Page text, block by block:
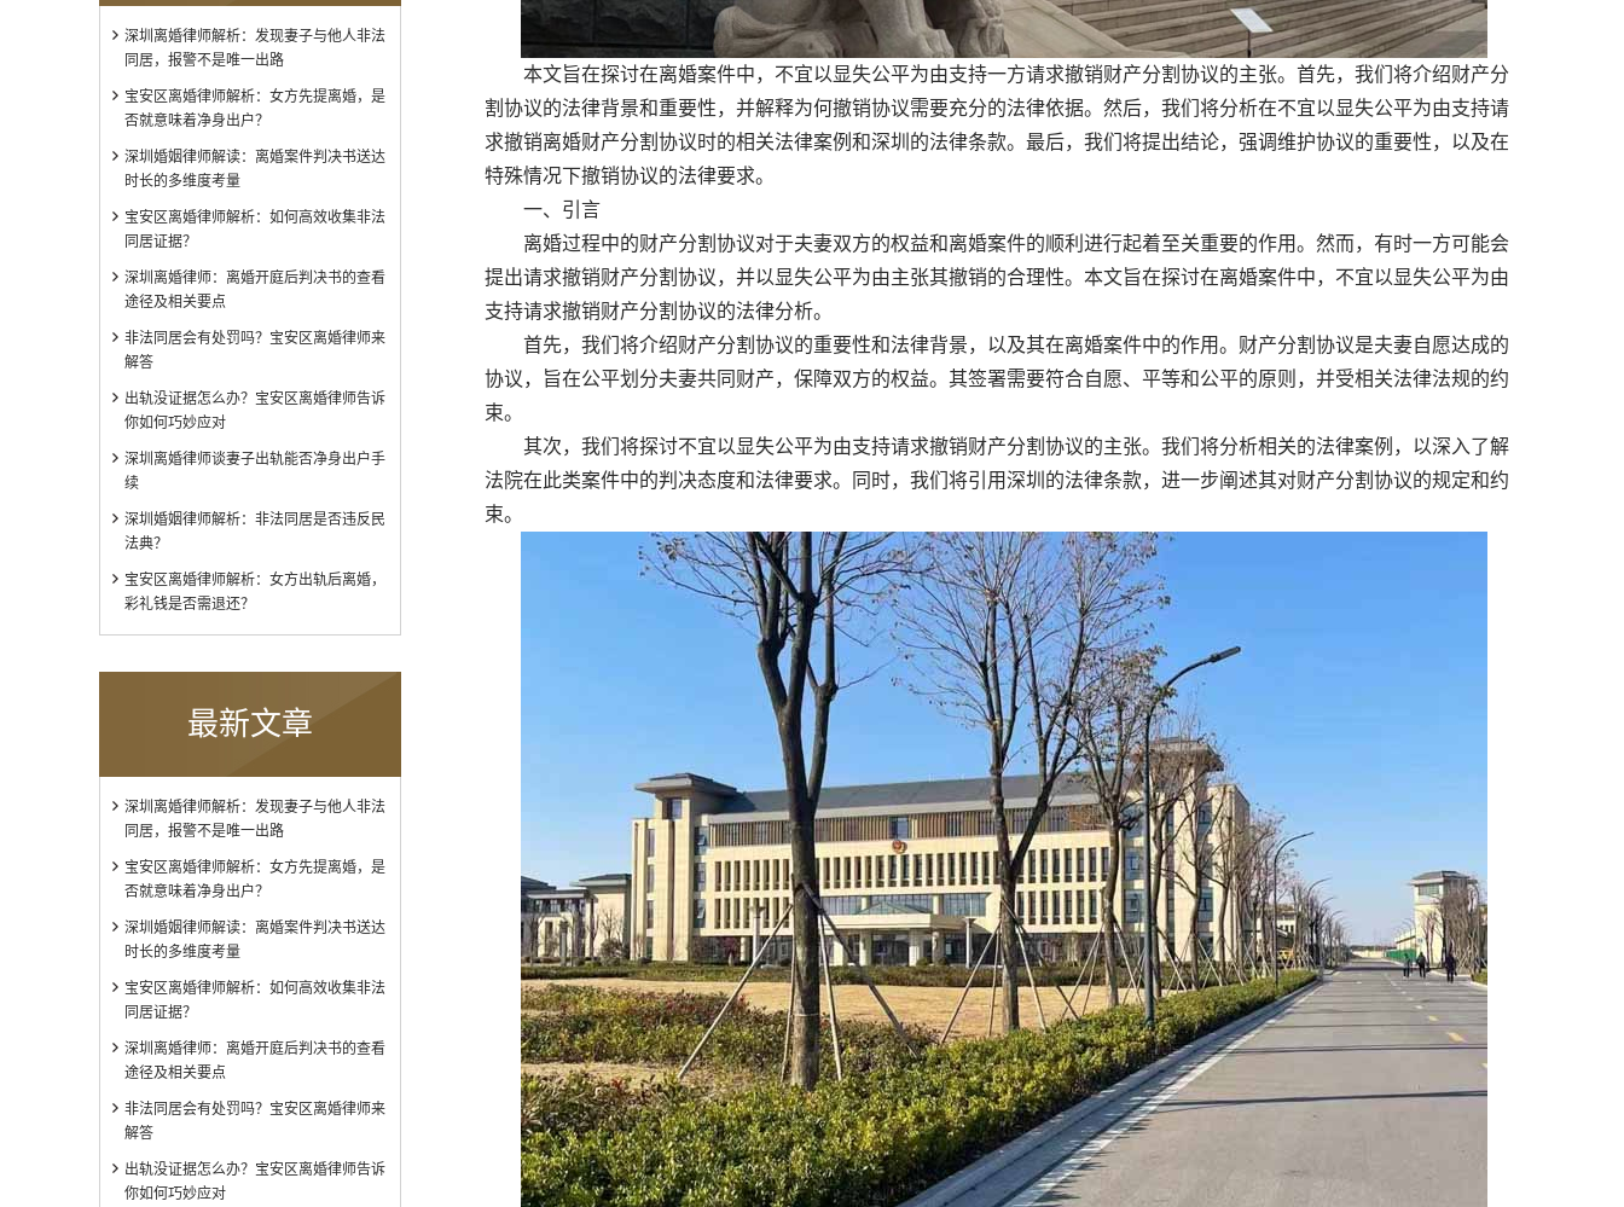
深圳离婚律师解析：发现妻子与他人非法
同居，报警不是唯一出路
宝安区离婚律师解析：女方先提离婚，是
否就意味着净身出户？
深圳婚姻律师解读：离婚案件判决书送达
时长的多维度考量
宝安区离婚律师解析：如何高效收集非法
同居证据？
深圳离婚律师：离婚开庭后判决书的查看
途径及相关要点
非法同居会有处罚吗？宝安区离婚律师来
解答
出轨没证据怎么办？宝安区离婚律师告诉
你如何巧妙应对
深圳离婚律师谈妻子出轨能否净身出户手
续
深圳婚姻律师解析：非法同居是否违反民
法典？
宝安区离婚律师解析：女方出轨后离婚，
彩礼钱是否需退还？
最新文章
深圳离婚律师解析：发现妻子与他人非法
同居，报警不是唯一出路
宝安区离婚律师解析：女方先提离婚，是
否就意味着净身出户？
深圳婚姻律师解读：离婚案件判决书送达
时长的多维度考量
宝安区离婚律师解析：如何高效收集非法
同居证据？
深圳离婚律师：离婚开庭后判决书的查看
途径及相关要点
非法同居会有处罚吗？宝安区离婚律师来
解答
出轨没证据怎么办？宝安区离婚律师告诉
你如何巧妙应对
本文旨在探讨在离婚案件中，不宜以显失公平为由支持一方请求撤销财产分割协议的主张。首先，我们将介绍财产分
割协议的法律背景和重要性，并解释为何撤销协议需要充分的法律依据。然后，我们将分析在不宜以显失公平为由支持请
求撤销离婚财产分割协议时的相关法律案例和深圳的法律条款。最后，我们将提出结论，强调维护协议的重要性，以及在
特殊情况下撤销协议的法律要求。
一、引言
离婚过程中的财产分割协议对于夫妻双方的权益和离婚案件的顺利进行起着至关重要的作用。然而，有时一方可能会
提出请求撤销财产分割协议，并以显失公平为由主张其撤销的合理性。本文旨在探讨在离婚案件中，不宜以显失公平为由
支持请求撤销财产分割协议的法律分析。
首先，我们将介绍财产分割协议的重要性和法律背景，以及其在离婚案件中的作用。财产分割协议是夫妻自愿达成的
协议，旨在公平划分夫妻共同财产，保障双方的权益。其签署需要符合自愿、平等和公平的原则，并受相关法律法规的约
束。
其次，我们将探讨不宜以显失公平为由支持请求撤销财产分割协议的主张。我们将分析相关的法律案例，以深入了解
法院在此类案件中的判决态度和法律要求。同时，我们将引用深圳的法律条款，进一步阐述其对财产分割协议的规定和约
束。